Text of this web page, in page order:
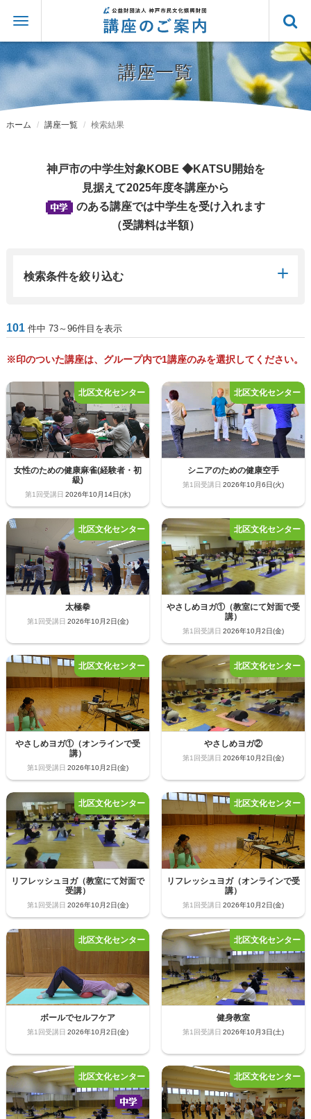
講座一覧
ホーム 講座一覧 検索結果
神戸市の中学生対象KOBE ◆KATSU開始を
見据えて2025年度冬講座から
のある講座では中学生を受け入れます
（受講料は半額）
検索条件を絞り込む
101件中 73～96件目を表示
※印のついた講座は、グループ内で1講座のみを選択してください。
女性のための健康麻雀(経験者・初
級)
2026年10月14日(水)
シニアのための健康空手
2026年10月6日(火)
太極拳
2026年10月2日(金)
やさしめヨガ①（教室にて対面で受
講）
2026年10月2日(金)
やさしめヨガ①（オンラインで受
講）
2026年10月2日(金)
やさしめヨガ②
2026年10月2日(金)
リフレッシュヨガ（教室にて対面で
受講）
2026年10月2日(金)
リフレッシュヨガ（オンラインで受
講）
2026年10月2日(金)
ボールでセルフケア
2026年10月2日(金)
健身教室
2026年10月3日(土)